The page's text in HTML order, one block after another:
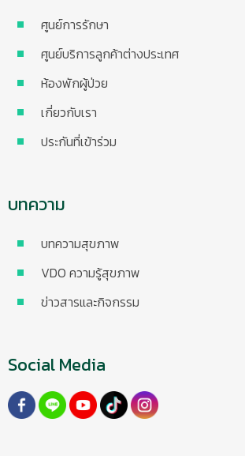
ศูนย์การรักษา
ศูนย์บริการลูกค้าต่างประเทศ
ห้องพักผู้ป่วย
เกี่ยวกับเรา
ประกันที่เข้าร่วม
บทความ
บทความสุขภาพ
VDO ความรู้สุขภาพ
ข่าวสารและกิจกรรม
Social Media